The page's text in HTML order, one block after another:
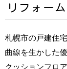
リフォーム
札幌市の戸建住
曲線を生かした
クッションフロ